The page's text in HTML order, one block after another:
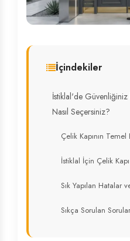
İçindekiler
İstiklal'de Güvenliğiniz
Nasıl Seçersiniz?
Çelik Kapının
İstiklal İçin Çelik
Sık Yapılan Hatalar
Sıkça Sorulan